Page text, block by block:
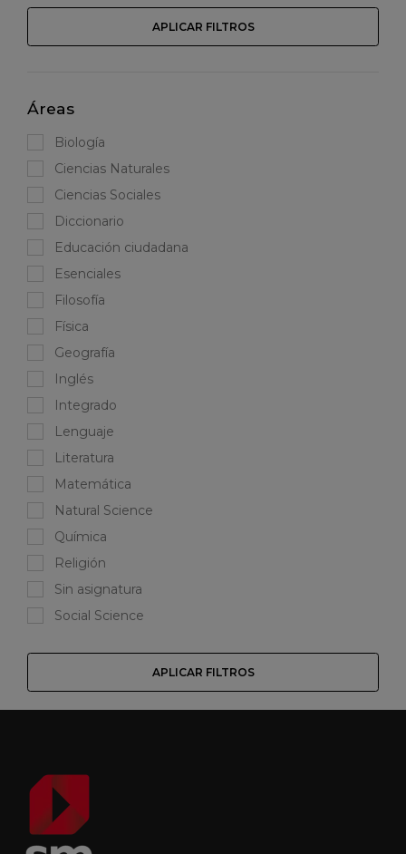
APLICAR FILTROS
Áreas
Biología
Ciencias Naturales
Ciencias Sociales
Diccionario
Educación ciudadana
Esenciales
Filosofía
Física
Geografía
Inglés
Integrado
Lenguaje
Literatura
Matemática
Natural Science
Química
Religión
Sin asignatura
Social Science
APLICAR FILTROS